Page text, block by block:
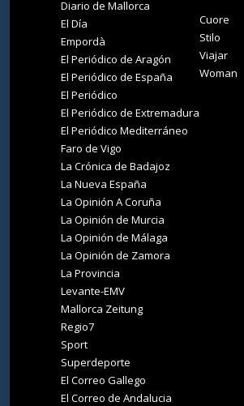
Diario de Mallorca
El Día
Empordà
El Periódico de Aragón
El Periódico de España
El Periódico
El Periódico de Extremadura
El Periódico Mediterráneo
Faro de Vigo
La Crónica de Badajoz
La Nueva España
La Opinión A Coruña
La Opinión de Murcia
La Opinión de Málaga
La Opinión de Zamora
La Provincia
Levante-EMV
Mallorca Zeitung
Regio7
Sport
Superdeporte
El Correo Gallego
El Correo de Andalucia
Cuore
Stilo
Viajar
Woman